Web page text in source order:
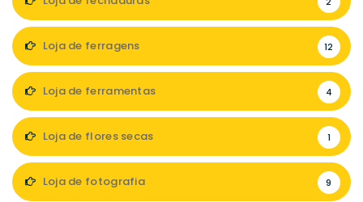
Loja de ferragens 12
Loja de ferramentas 4
Loja de flores secas 1
Loja de fotografia 9